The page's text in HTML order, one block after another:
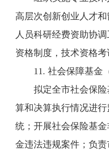
高层次创新创业人才
人员科研经费资助协
资格制度，技术资格
11. 社会保障基金
拟定全市社会保险基
算和决算执行情况进
统；开展社会保险基
金违法违规案件；负